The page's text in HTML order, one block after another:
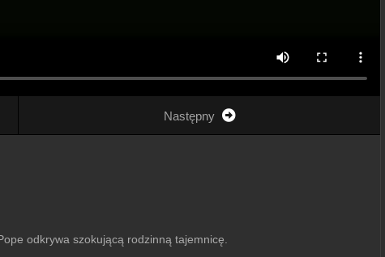
Następny
odkrywa szokującą rodzinną tajemnicę.